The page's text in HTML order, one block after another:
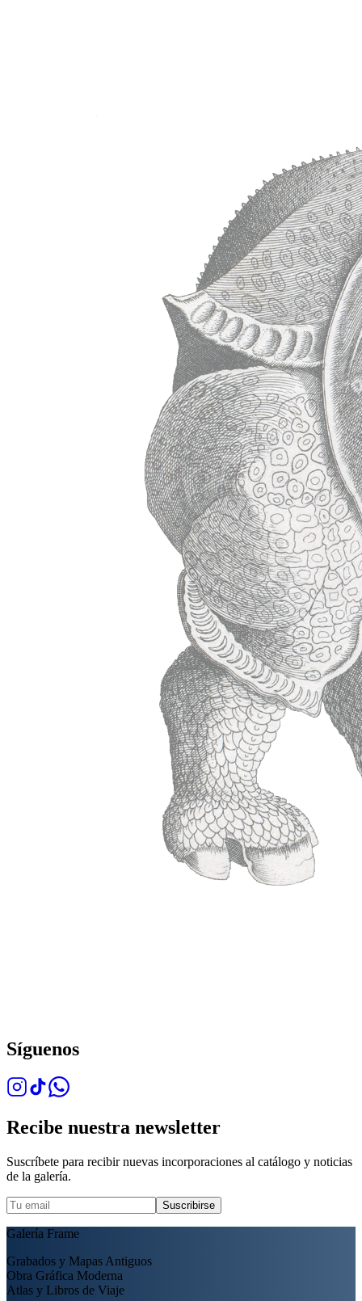
Síguenos
Recibe nuestra newsletter
Suscríbete para recibir nuevas incorporaciones al catálogo y noticias
de la galería.
Suscribirse
Galería Frame
Grabados y Mapas Antiguos
Obra Gráfica Moderna
Atlas y Libros de Viaje